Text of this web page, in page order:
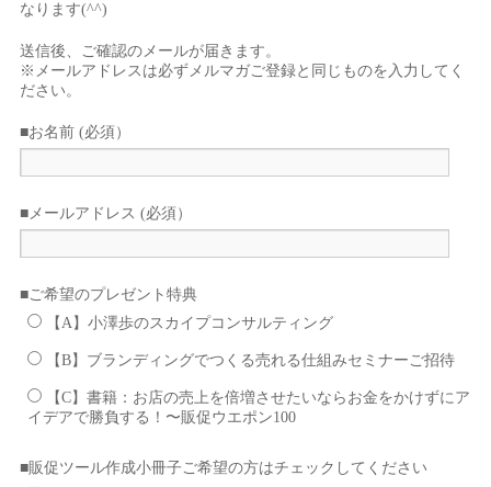
なります(^^)
送信後、ご確認のメールが届きます。
※メールアドレスは必ずメルマガご登録と同じものを入力してく
ださい。
■お名前 (必須）
■メールアドレス (必須）
■ご希望のプレゼント特典
【A】小澤歩のスカイプコンサルティング
【B】ブランディングでつくる売れる仕組みセミナーご招待
【C】書籍：お店の売上を倍増させたいならお金をかけずにア
イデアで勝負する！〜販促ウエポン100
■販促ツール作成小冊子ご希望の方はチェックしてください